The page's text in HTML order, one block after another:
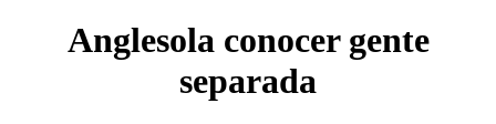
Anglesola conocer gente
separada